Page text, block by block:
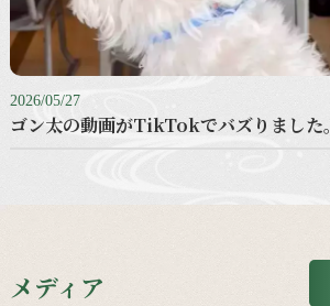
2026/05/27
ゴン太の動画がTikTokでバズりました。
メディア